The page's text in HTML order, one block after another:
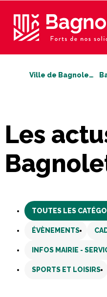
Ville de Bagnolet
Les
TOUTES LES
ÉVÈNEMENTS
INFOS MAIRIE -
SPORTS ET LOISIRS